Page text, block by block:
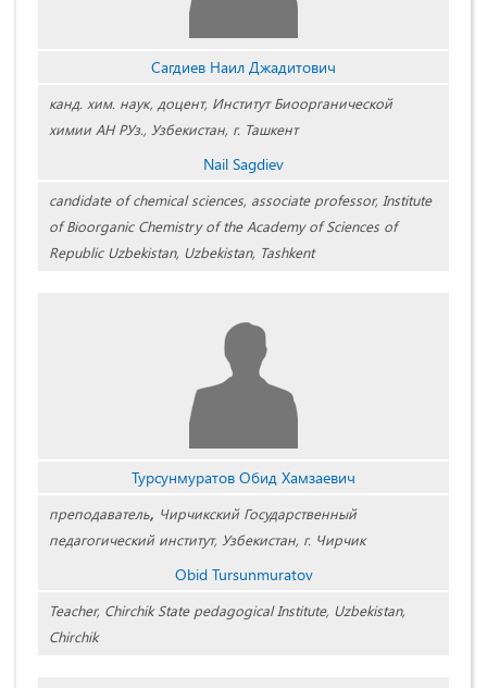
Сагдиев Наил Джадитович
канд. хим. наук, доцент, Институт Биоорганической
химии АН РУз., Узбекистан, г. Ташкент
Nail Sagdiev
candidate of chemical sciences, associate professor, Institute
of Bioorganic Chemistry of the Academy of Sciences of
Republic Uzbekistan, Uzbekistan, Tashkent
Турсунмуратов Обид Хамзаевич
преподаватель, Чирчикский Государственный
педагогический институт, Узбекистан, г. Чирчик
Obid Tursunmuratov
Teacher, Chirchik State pedagogical Institute, Uzbekistan,
Chirchik